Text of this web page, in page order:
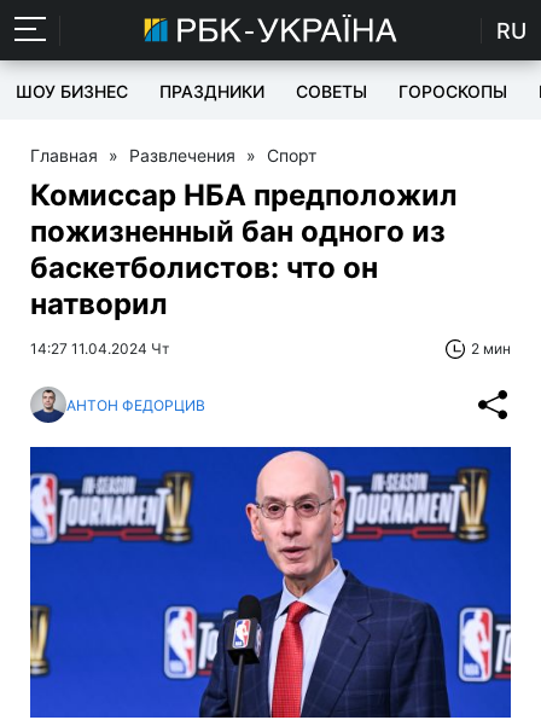
RU
ШОУ БИЗНЕС ПРАЗДНИКИ СОВЕТЫ ГОРОСКОПЫ
Главная » Развлечения » Спорт
Комиссар НБА предположил
пожизненный бан одного из
баскетболистов: что он
натворил
14:27 11.04.2024 Чт 2 мин
АНТОН ФЕДОРЦИВ